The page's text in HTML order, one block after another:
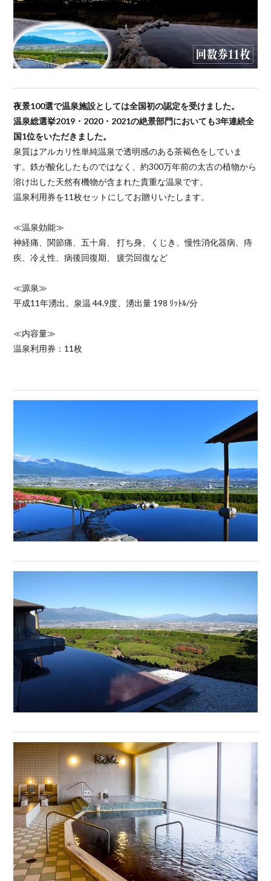
夜景100選で温泉施設としては全国初の認定を受けました。
温泉総選挙2019・2020・2021の絶景部門においても3年連続全
国1位をいただきました。
泉質はアルカリ性単純温泉で透明感のある茶褐色をしていま
す。鉄が酸化したものではなく、約300万年前の太古の植物から
溶け出した天然有機物が含まれた貴重な温泉です。
温泉利用券を11枚セットにしてお贈りいたします。
≪温泉効能≫
神経痛、関節痛、五十肩、 打ち身、くじき、慢性消化器病、痔
疾、冷え性、病後回復期、 疲労回復など
≪源泉≫
平成11年湧出。泉温 44.9度、湧出量 198 ﾘｯﾄﾙ/分
≪内容量≫
温泉利用券：11枚